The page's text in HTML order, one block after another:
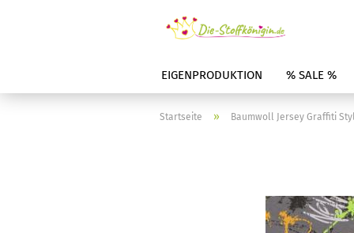
EIGENPRODUKTION % SALE %
Startseite » Baumwoll Jersey Graffiti